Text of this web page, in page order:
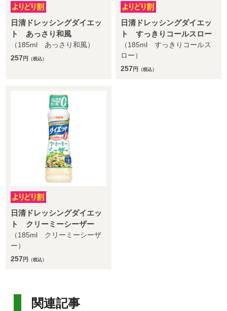
日清ドレッシングダイエッ
ト あっさり和風
（185ml あっさり和風）
257円 （税込）
日清ドレッシングダイエッ
ト すっきりコールスロー
（185ml すっきりコールス
ロー）
257円 （税込）
日清ドレッシングダイエッ
ト クリーミーシーザー
（185ml クリーミーシーザ
ー）
257円 （税込）
関連記事